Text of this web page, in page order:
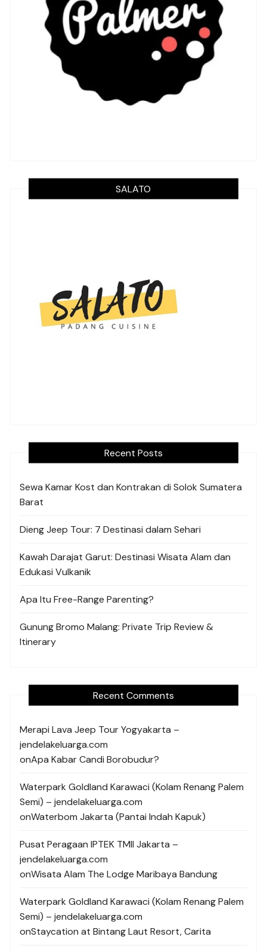
SALATO
Recent Posts
Sewa Kamar Kost dan Kontrakan di Solok Sumatera
Barat
Dieng Jeep Tour: 7 Destinasi dalam Sehari
Kawah Darajat Garut: Destinasi Wisata Alam dan
Edukasi Vulkanik
Apa Itu Free-Range Parenting?
Gunung Bromo Malang: Private Trip Review &
Itinerary
Recent Comments
Merapi Lava Jeep Tour Yogyakarta –
jendelakeluarga.com
onApa Kabar Candi Borobudur?
Waterpark Goldland Karawaci (Kolam Renang Palem
Semi) – jendelakeluarga.com
onWaterbom Jakarta (Pantai Indah Kapuk)
Pusat Peragaan IPTEK TMII Jakarta –
jendelakeluarga.com
onWisata Alam The Lodge Maribaya Bandung
Waterpark Goldland Karawaci (Kolam Renang Palem
Semi) – jendelakeluarga.com
onStaycation at Bintang Laut Resort, Carita